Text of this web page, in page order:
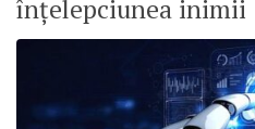
înțelepciunea inimii